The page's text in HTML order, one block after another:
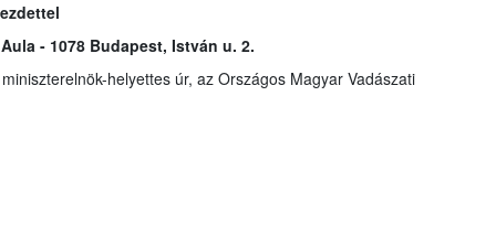
- 1078 Budapest, István u. 2.
helyettes úr, az Országos Magyar Vadászati